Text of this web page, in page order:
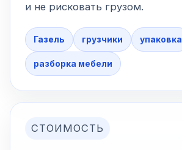
и не рисковать грузом.
Газель грузчики упаковка
разборка мебели
СТОИМОСТЬ